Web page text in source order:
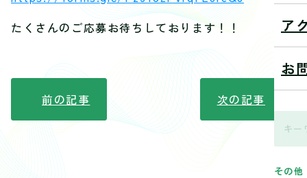
ア
お
その他
たくさんのご応募お待ちしております！！
前の記事 次の記事